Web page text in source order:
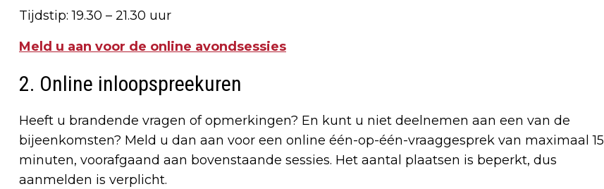
Tijdstip: 19.30 – 21.30 uur
Meld u aan voor de online avondsessies
2. Online inloopspreekuren
Heeft u brandende vragen of opmerkingen? En kunt u niet deelnemen aan een van de
bijeenkomsten? Meld u dan aan voor een online één-op-één-vraaggesprek van maximaal 15
minuten, voorafgaand aan bovenstaande sessies. Het aantal plaatsen is beperkt, dus
aanmelden is verplicht.